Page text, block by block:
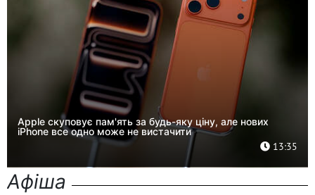
Apple скуповує пам'ять за будь-яку ціну, але нових
iPhone все одно може не вистачити
13:35
Афіша